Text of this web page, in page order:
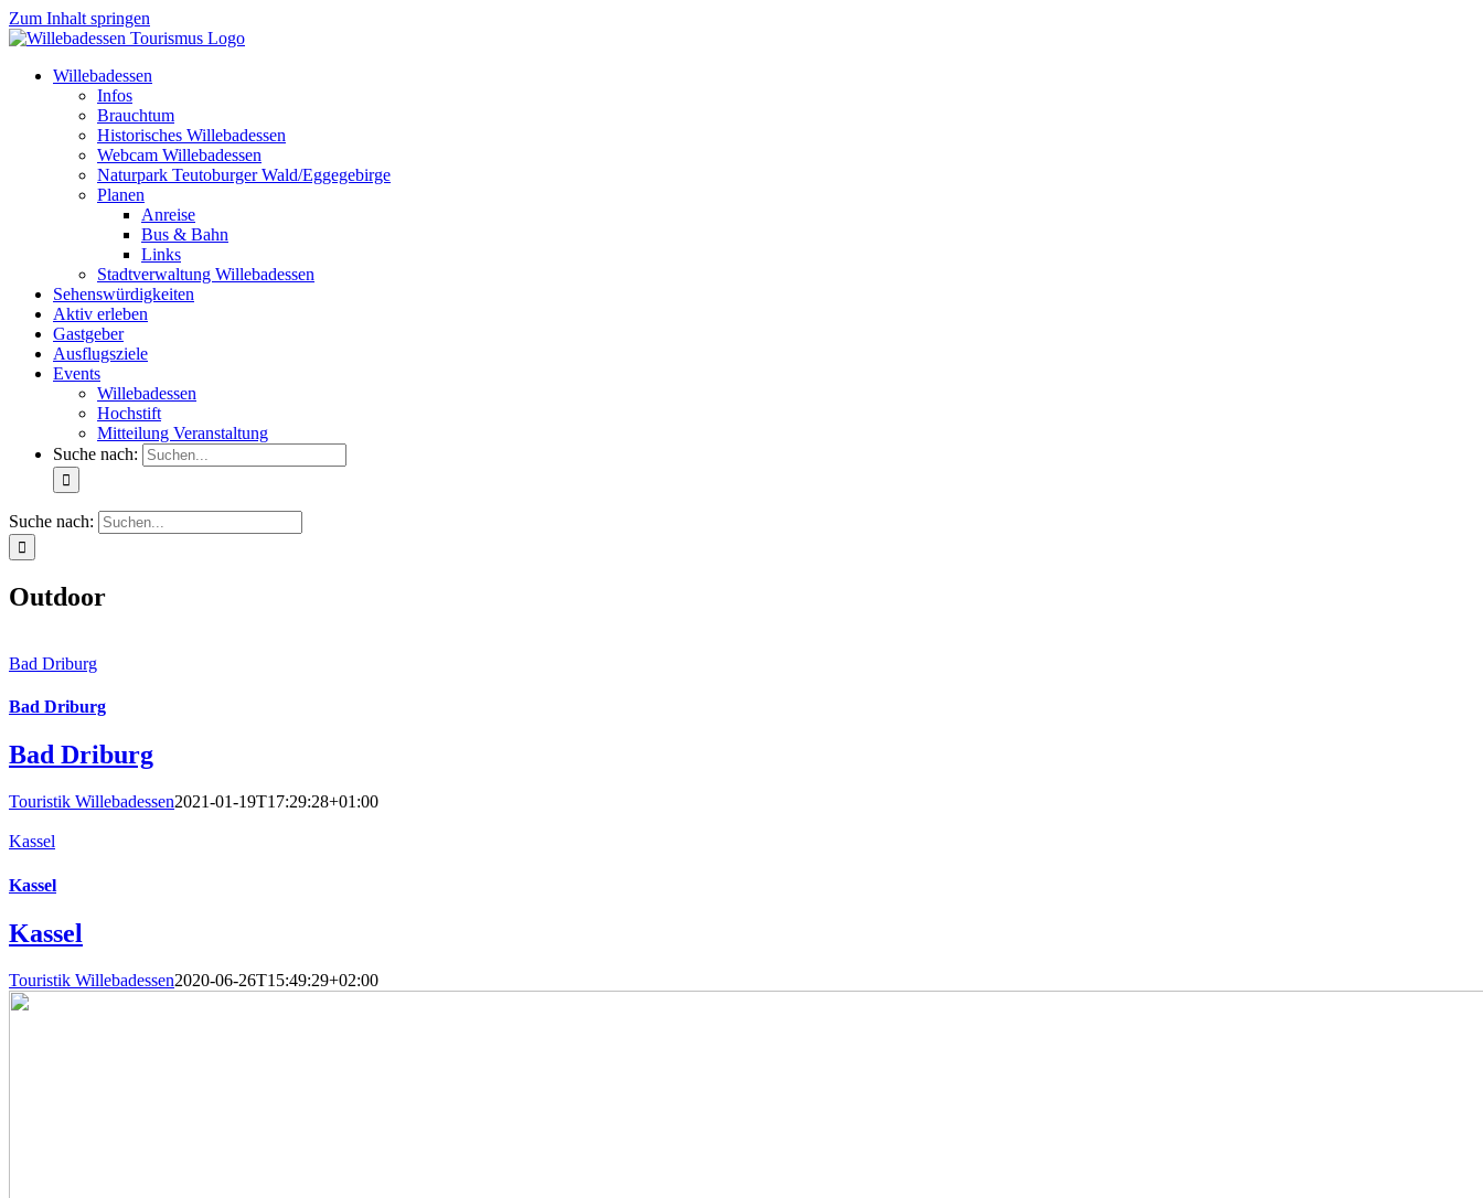
Zum Inhalt springen
Willebadessen
Infos
Brauchtum
Historisches Willebadessen
Webcam Willebadessen
Naturpark Teutoburger Wald/Eggegebirge
Planen
Anreise
Bus & Bahn
Links
Stadtverwaltung Willebadessen
Sehenswürdigkeiten
Aktiv erleben
Gastgeber
Ausflugsziele
Events
Willebadessen
Hochstift
Mitteilung Veranstaltung
Suche nach:
Suche nach:
Outdoor
Bad Driburg
Bad Driburg
Bad Driburg
Touristik Willebadessen2021-01-19T17:29:28+01:00
Kassel
Kassel
Kassel
Touristik Willebadessen2020-06-26T15:49:29+02:00